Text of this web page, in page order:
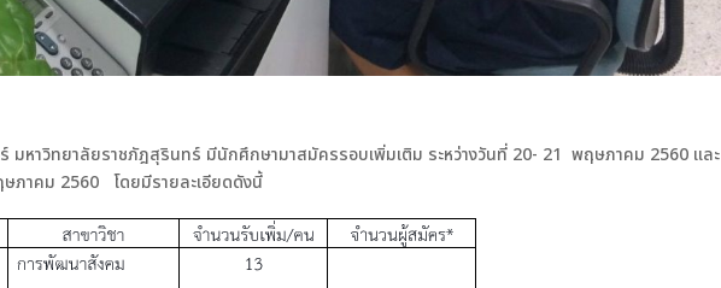
หาวิทยาลัยราชภัฎสุรินทร์ มีนักศึกษามาสมัครรอบเพิ่มเติม ระหว่างวันที่ 20- 21 พฤษภาคม 2560 และ
ภาคม 2560 โดยมีรายละเอียดดังนี้